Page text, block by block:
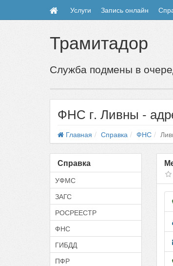
Услуги Запись онлайн
Трамитадор
Служба подмены в
ФНС г. Ливны -
Главная Справка ФНС
Справка
УФМС
ЗАГС
РОСРЕЕСТР
ФНС
ГИБДД
ПФР